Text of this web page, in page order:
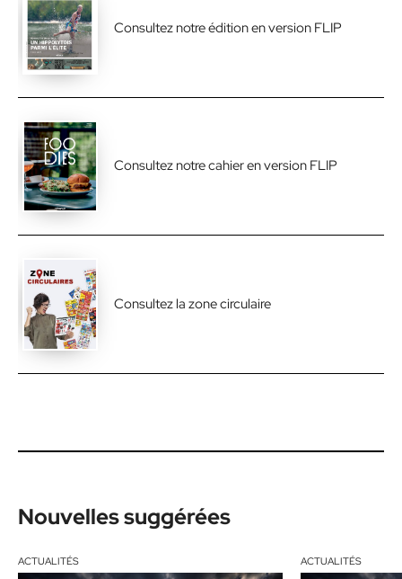
Consultez notre édition en version FLIP
Consultez notre cahier en version FLIP
Consultez la zone circulaire
Nouvelles suggérées
ACTUALITÉS ACTUALITÉS